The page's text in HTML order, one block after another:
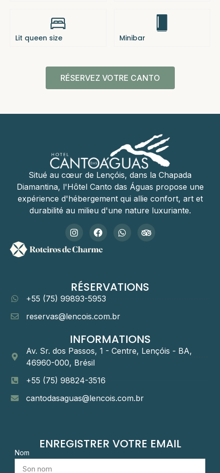
Lit queen size Minibar
RÉSERVEZ VOTRE CANTO
Situé au cœur de Lençóis, dans la Chapada
Diamantina, l'Hôtel Canto das Águas propose une
expérience d'hébergement qui allie confort, art et
durabilité au milieu d'une nature luxuriante.
RÉSERVATIONS
+55 (75) 99893-5953
reservas@lencois.com.br
INFORMATIONS
Av. Sr. dos Passos, 1 - Centre, Lençóis - BA,
46960-000, Brésil
+55 (75) 98824-3516
cantodasaguas@lencois.com.br
ENREGISTRER VOTRE EMAIL
Nom